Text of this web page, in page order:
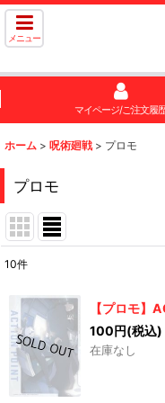
メニュー
マイページ/ご注文履
ホーム > 呪術廻戦 > プロモ
プロモ
在庫あり
並び順
10件
【プロモ
100円(税込)
在庫なし